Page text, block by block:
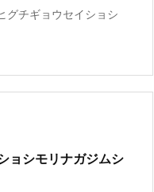
グチギョウセイショシ
ョシモリナガジムシ